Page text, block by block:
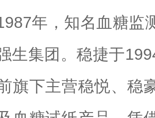
年，知名血糖监
生集团。稳捷于
旗下主营稳悦、稳